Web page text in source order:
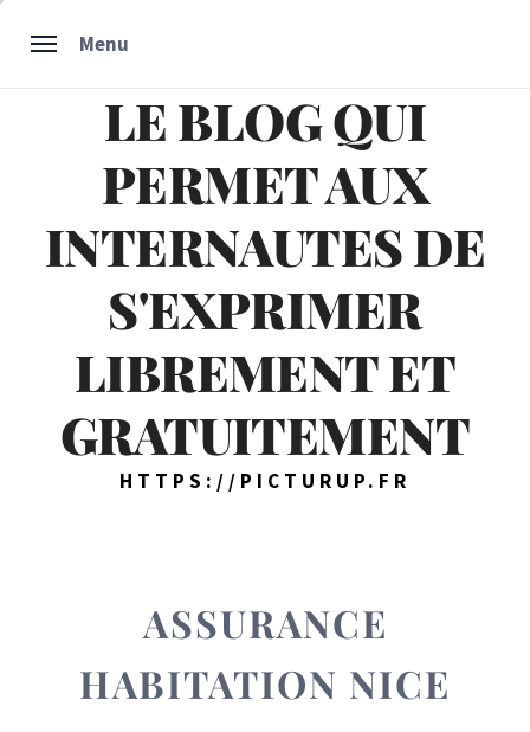
Menu
LE BLOG QUI
PERMET AUX
INTERNAUTES DE
S'EXPRIMER
LIBREMENT ET
GRATUITEMENT
HTTPS://PICTURUP.FR
ASSURANCE
HABITATION NICE